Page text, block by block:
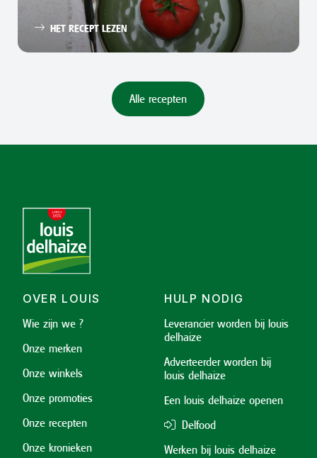
HET RECEPT LEZEN
Alle recepten
OVER LOUIS
Wie zijn we ?
Onze merken
Onze winkels
Onze promoties
Onze recepten
Onze kronieken
HULP NODIG
Leverancier worden bij louis
delhaize
Adverteerder worden bij
louis delhaize
Een louis delhaize openen
Delfood
Werken bij louis delhaize